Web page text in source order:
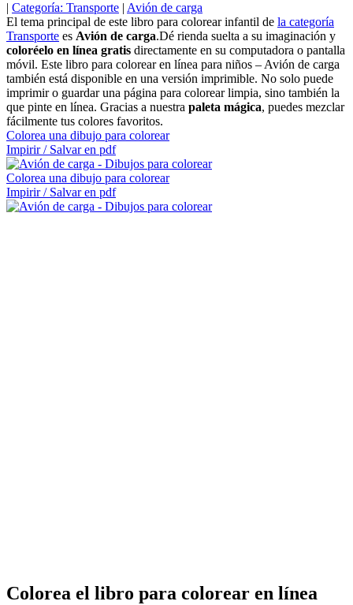
| Categoría: Transporte | Avión de carga
El tema principal de este libro para colorear infantil de la categoría
Transporte es Avión de carga.Dé rienda suelta a su imaginación y
coloréelo en línea gratis directamente en su computadora o pantalla
móvil. Este libro para colorear en línea para niños – Avión de carga
también está disponible en una versión imprimible. No solo puede
imprimir o guardar una página para colorear limpia, sino también la
que pinte en línea. Gracias a nuestra paleta mágica, puedes mezclar
fácilmente tus colores favoritos.
Colorea una dibujo para colorear
Impirir / Salvar en pdf
Colorea una dibujo para colorear
Impirir / Salvar en pdf
Colorea el libro para colorear en línea